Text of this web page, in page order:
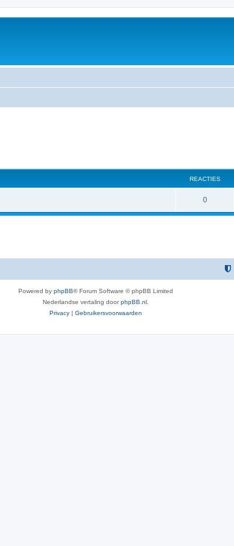
REACTIES
0
Powered by phpBB® Forum Software © phpBB Limited
Nederlandse vertaling doorphpBB.nl
Privacy | Gebruikersvoorwaarden